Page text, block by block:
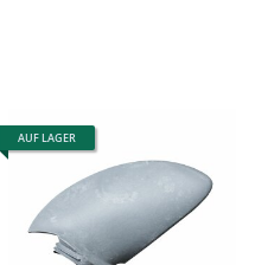
AUF LAGER